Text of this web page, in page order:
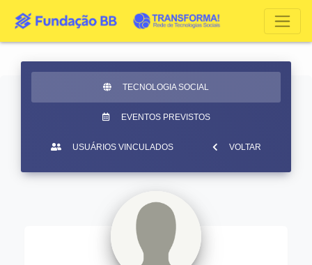
TECNOLOGIA SOCIAL
EVENTOS PREVISTOS
USUÁRIOS VINCULADOS VOLTAR